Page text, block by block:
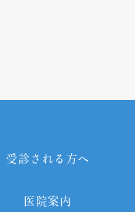
受診される方へ
医院案内